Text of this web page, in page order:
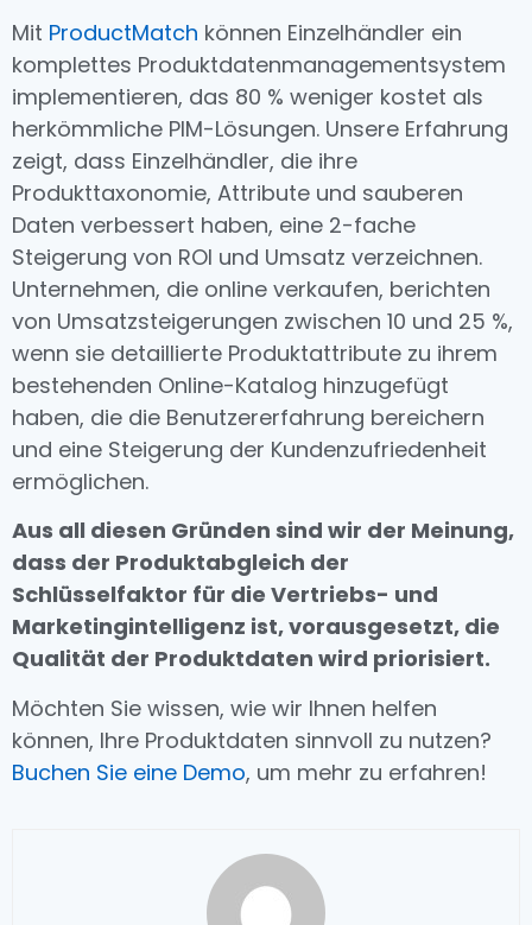
Mit ProductMatch können Einzelhändler ein
komplettes Produktdatenmanagementsystem
implementieren, das 80 % weniger kostet als
herkömmliche PIM-Lösungen. Unsere Erfahrung
zeigt, dass Einzelhändler, die ihre
Produkttaxonomie, Attribute und sauberen
Daten verbessert haben, eine 2-fache
Steigerung von ROI und Umsatz verzeichnen.
Unternehmen, die online verkaufen, berichten
von Umsatzsteigerungen zwischen 10 und 25 %,
wenn sie detaillierte Produktattribute zu ihrem
bestehenden Online-Katalog hinzugefügt
haben, die die Benutzererfahrung bereichern
und eine Steigerung der Kundenzufriedenheit
ermöglichen.
Aus all diesen Gründen sind wir der Meinung,
dass der Produktabgleich der
Schlüsselfaktor für die Vertriebs- und
Marketingintelligenz ist, vorausgesetzt, die
Qualität der Produktdaten wird priorisiert.
Möchten Sie wissen, wie wir Ihnen helfen
können, Ihre Produktdaten sinnvoll zu nutzen?
Buchen Sie eine Demo, um mehr zu erfahren!